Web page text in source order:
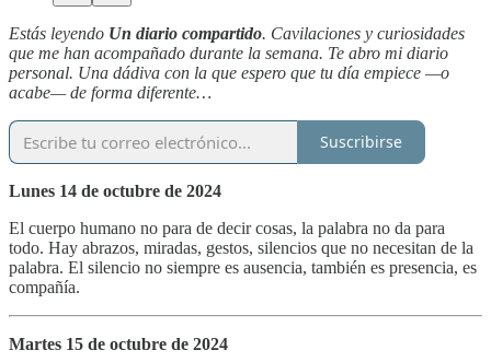
Estás leyendo Un diario compartido. Cavilaciones y curiosidades
que me han acompañado durante la semana. Te abro mi diario
personal. Una dádiva con la que espero que tu día empiece —o
acabe— de forma diferente…
Suscribirse
Lunes 14 de octubre de 2024
El cuerpo humano no para de decir cosas, la palabra no da para
todo. Hay abrazos, miradas, gestos, silencios que no necesitan de la
palabra. El silencio no siempre es ausencia, también es presencia, es
compañía.
Martes 15 de octubre de 2024